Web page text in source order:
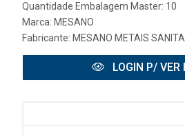
Quantidade Embalagem Master: 10
Marca: MESANO
Fabricante: MESANO METAIS
LOGIN P/ VER